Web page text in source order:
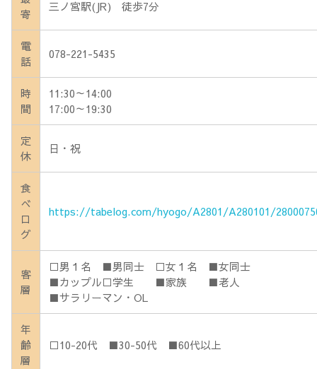
寄
三ノ宮駅(JR) 徒歩7分
電
話
078-221-5435
時
間
11:30～14:00
17:00～19:30
定
休
日・祝
食
べ
ロ
グ
https://tabelog.com/hyogo/A2801/A280101/
客
層
□男１名 ■男同士 □女１名 ■女同士
■カップル□学生 ■家族 ■老人
■サラリーマン・OL
年
齢
層
□10-20代 ■30-50代 ■60代以上